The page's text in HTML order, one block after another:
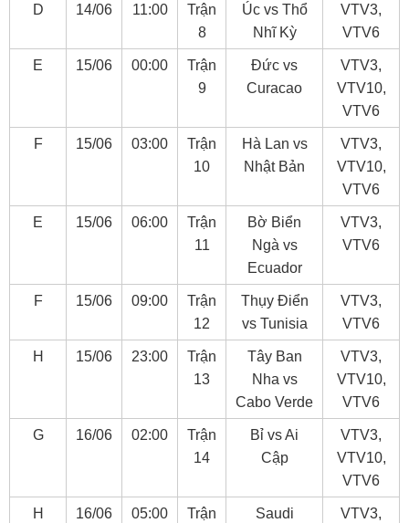
D 14/06 11:00
Trận
8
Úc vs Thổ
Nhĩ Kỳ
VTV3,
VTV6
E 15/06 00:00
Trận
9
Đức vs
Curacao
VTV3,
VTV10,
VTV6
F 15/06 03:00
Trận
10
Hà Lan vs
Nhật Bản
VTV3,
VTV10,
VTV6
E 15/06 06:00
Trận
11
Bờ Biển
Ngà vs
Ecuador
VTV3,
VTV6
F 15/06 09:00
Trận
12
Thụy Điển
vs Tunisia
VTV3,
VTV6
H 15/06 23:00
Trận
13
Tây Ban
Nha vs
Cabo Verde
VTV3,
VTV10,
VTV6
G 16/06 02:00
Trận
14
Bỉ vs Ai
Cập
VTV3,
VTV10,
VTV6
H 16/06 05:00 Trận Saudi VTV3,